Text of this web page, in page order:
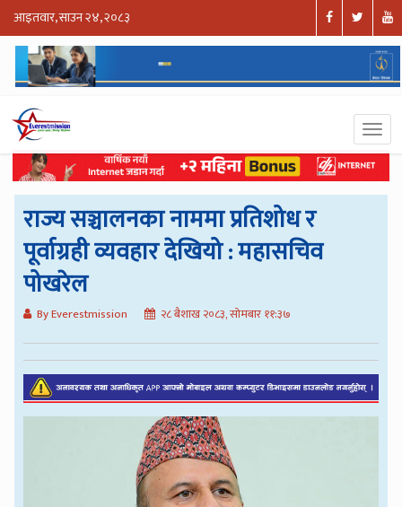
आइतवार, साउन २४, २०८३
राज्य सञ्चालनका नाममा प्रतिशोध र
पूर्वाग्रही व्यवहार देखियो : महासचिव
पोखरेल
By Everestmission २८ बैशाख २०८३, सोमबार ११:३७